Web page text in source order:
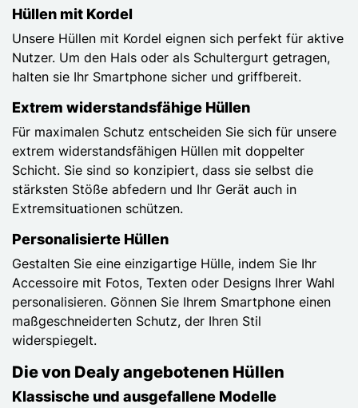
Hüllen mit Kordel
Unsere Hüllen mit Kordel eignen sich perfekt für aktive
Nutzer. Um den Hals oder als Schultergurt getragen,
halten sie Ihr Smartphone sicher und griffbereit.
Extrem widerstandsfähige Hüllen
Für maximalen Schutz entscheiden Sie sich für unsere
extrem widerstandsfähigen Hüllen mit doppelter
Schicht. Sie sind so konzipiert, dass sie selbst die
stärksten Stöße abfedern und Ihr Gerät auch in
Extremsituationen schützen.
Personalisierte Hüllen
Gestalten Sie eine einzigartige Hülle, indem Sie Ihr
Accessoire mit Fotos, Texten oder Designs Ihrer Wahl
personalisieren. Gönnen Sie Ihrem Smartphone einen
maßgeschneiderten Schutz, der Ihren Stil
widerspiegelt.
Die von Dealy angebotenen Hüllen
Klassische und ausgefallene Modelle